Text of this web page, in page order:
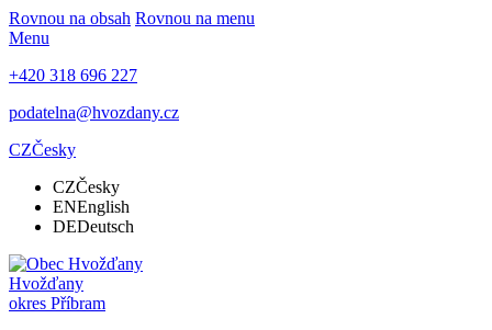
Rovnou na obsah Rovnou na menu
Menu
+420 318 696 227
podatelna@hvozdany.cz
CZČesky
CZČesky
ENEnglish
DEDeutsch
Hvožďany
okres Příbram